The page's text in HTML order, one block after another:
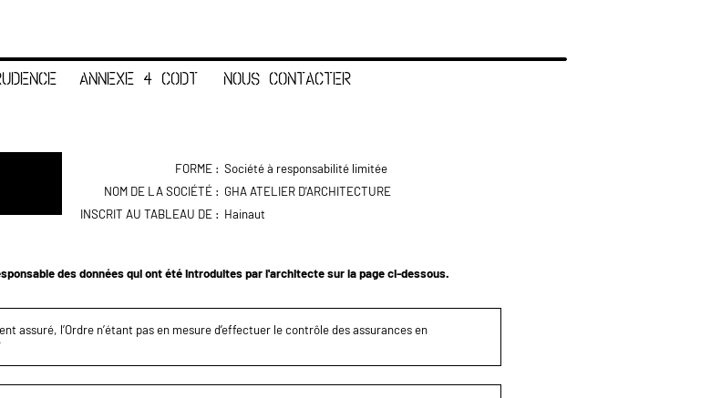
ANNEXE 4 CODT NOUS CONTACTER
FORME : Société à responsabilité limitée
NOM DE LA SOCIÉTÉ : GHA ATELIER D'ARCHITECTURE
INSCRIT AU TABLEAU DE : Hainaut
des données qui ont été introduites par l'architecte sur la page ci-dessous.
assuré, l’Ordre n’étant pas en mesure d’effectuer le contrôle des assurances en